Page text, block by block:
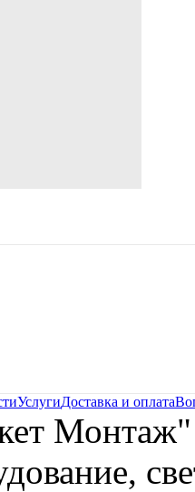
УслугиДоставка и оплата
Монтаж"